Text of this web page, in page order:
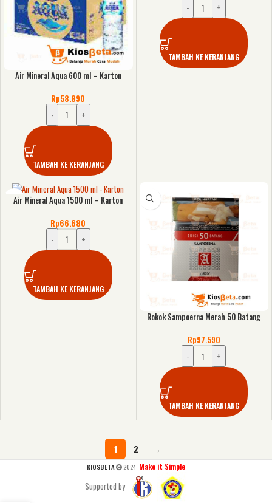
Air Mineral Aqua 600 ml – Karton
Rp58.890
-
+
TAMBAH KE KERANJANG
-
+
TAMBAH KE KERANJANG
Air Mineral Aqua 1500 ml – Karton
Rp66.680
-
+
TAMBAH KE KERANJANG
Rokok Sampoerna Merah 50 Batang
Rp97.590
-
+
TAMBAH KE KERANJANG
1 2 →
KIOSBETA 2024- Make it Simple
Supported by